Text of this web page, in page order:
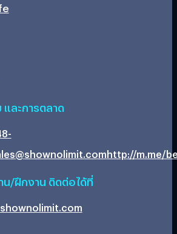
และการตลาด
http://m.me/
น/ฝึกงาน ติดต่อได้ที่